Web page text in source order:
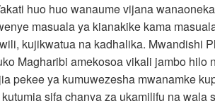
huo huo wanaume vijana
masuala ya kianakike kama
kujikwatua na kadhalika. Mwandishi
Magharibi amekosoa vikali jambo hilo
pekee ya kumuwezesha mwanamke
sifa chanya za ukamilifu na wala